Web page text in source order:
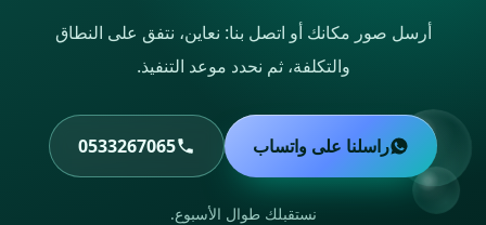
أرسل صور مكانك أو اتصل بنا: نعاين، نتفق على النطاق
والتكلفة، ثم نحدد موعد التنفيذ.
راسلنا على واتساب 0533267065
نستقبلك طوال الأسبوع.